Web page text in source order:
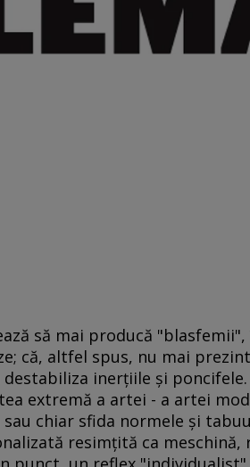
să mai producă "blasfemii",
că, altfel spus, nu mai
inerţiile şi
extremă a artei - a artei
chiar sfida normele şi
resimţită ca meschină,